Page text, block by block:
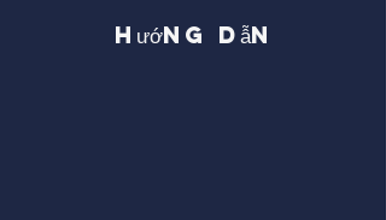
Hướng dẫn